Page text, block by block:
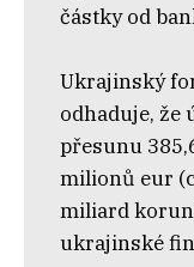
částky od
Ukrajinský
odhaduje, že
přesunu
milionů eur
miliard
ukrajinské